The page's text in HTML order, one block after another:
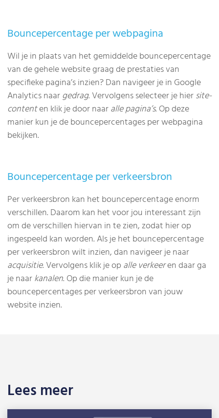
Bouncepercentage per webpagina
Wil je in plaats van het gemiddelde bouncepercentage
van de gehele website graag de prestaties van
specifieke pagina’s inzien? Dan navigeer je in Google
Analytics naargedrag. Vervolgens selecteer je hiersite-
contenten klik je door naaralle pagina’s. Op deze
manier kun je de bouncepercentages per webpagina
bekijken.
Bouncepercentage per verkeersbron
Per verkeersbron kan het bouncepercentage enorm
verschillen. Daarom kan het voor jou interessant zijn
om de verschillen hiervan in te zien, zodat hier op
ingespeeld kan worden. Als je het bouncepercentage
per verkeersbron wilt inzien, dan navigeer je naar
acquisitie. Vervolgens klik je opalle verkeeren daar ga
je naarkanalen. Op die manier kun je de
bouncepercentages per verkeersbron van jouw
website inzien.
Lees meer